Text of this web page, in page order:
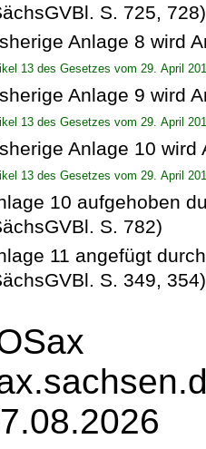
S. 725, 728)
Anlage 8 wird
13 des Gesetzes vom 29. April
Anlage 9 wird
13 des Gesetzes vom 29. April
Anlage 10
13 des Gesetzes vom 29. April
10 aufgehoben
S. 782)
11 angefügt
S. 349, 354)